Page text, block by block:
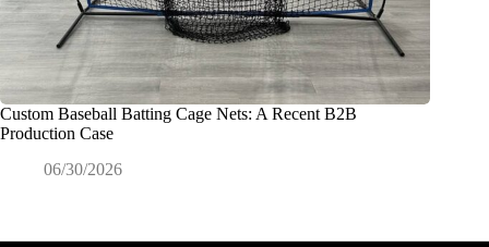
Custom Baseball Batting Cage Nets: A Recent B2B
Production Case
06/30/2026